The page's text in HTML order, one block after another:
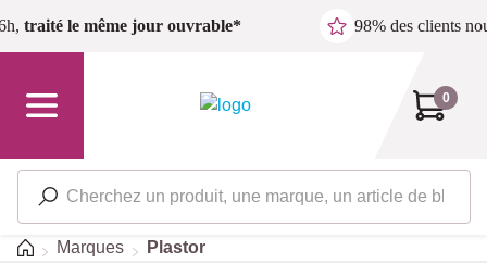
Passer au contenu principal
traité le même jour ouvrable* 98% des clients
0
Accueil
Marques Plastor